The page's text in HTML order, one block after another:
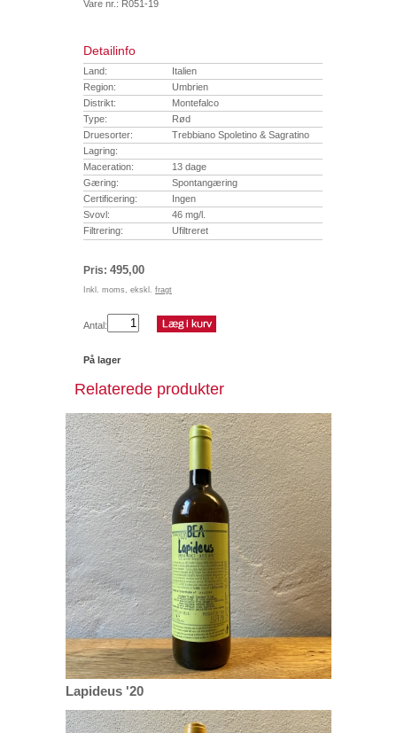
Vare nr.: R051-19
Detailinfo
Land:
Italien
Region:
Umbrien
Distrikt:
Montefalco
Type:
Rød
Druesorter:
Trebbiano Spoletino & Sagratino
Lagring:
Maceration:
13 dage
Gæring:
Spontangæring
Certificering:
Ingen
Svovl:
46 mg/l.
Filtrering:
Ufiltreret
Pris: 495,00
Inkl. moms, ekskl. fragt
Antal:
På lager
Relaterede produkter
Lapideus '20